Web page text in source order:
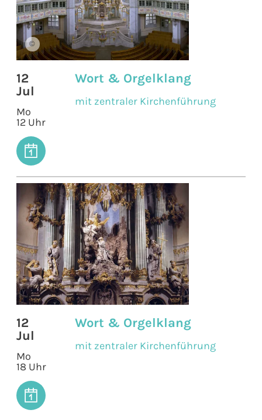
©
12
Jul
Mo
12 Uhr
Wort & Orgelklang
mit zentraler Kirchenführung
12
Jul
Mo
18 Uhr
Wort & Orgelklang
mit zentraler Kirchenführung